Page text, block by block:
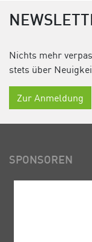
Nichts mehr
stets über
Zur Anmeldung
SPONSOREN